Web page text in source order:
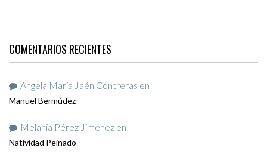
COMENTARIOS RECIENTES
Angela María Jaén Contreras en
Manuel Bermúdez
Melania Pérez Jiménez en
Natividad Peinado